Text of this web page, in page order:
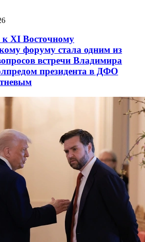
к XI Восточному
форуму стала одним из
встречи Владимира
президента в ДФО